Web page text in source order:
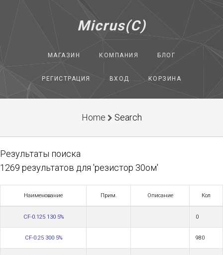
Micrus(C)
МАГАЗИН КОМПАНИЯ БЛОГ
РЕГИСТРАЦИЯ ВХОД КОРЗИНА
Home Search
Результаты поиска
1269 результатов для 'резистор 30ом'
Наименование Прим. Описание Кол
CF-0.125 130 5% 0
CF-0.25 300 5% 980